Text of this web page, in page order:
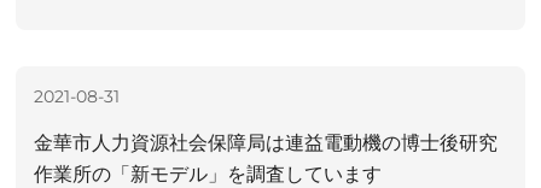
2021-08-31
金華市人力資源社会保障局は連益電動機の博士後研究
作業所の「新モデル」を調査しています